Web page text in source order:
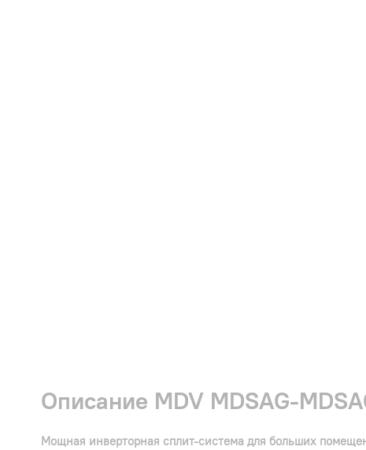
Описание MDV MDSAG-
Мощная инверторная сплит-система для больших